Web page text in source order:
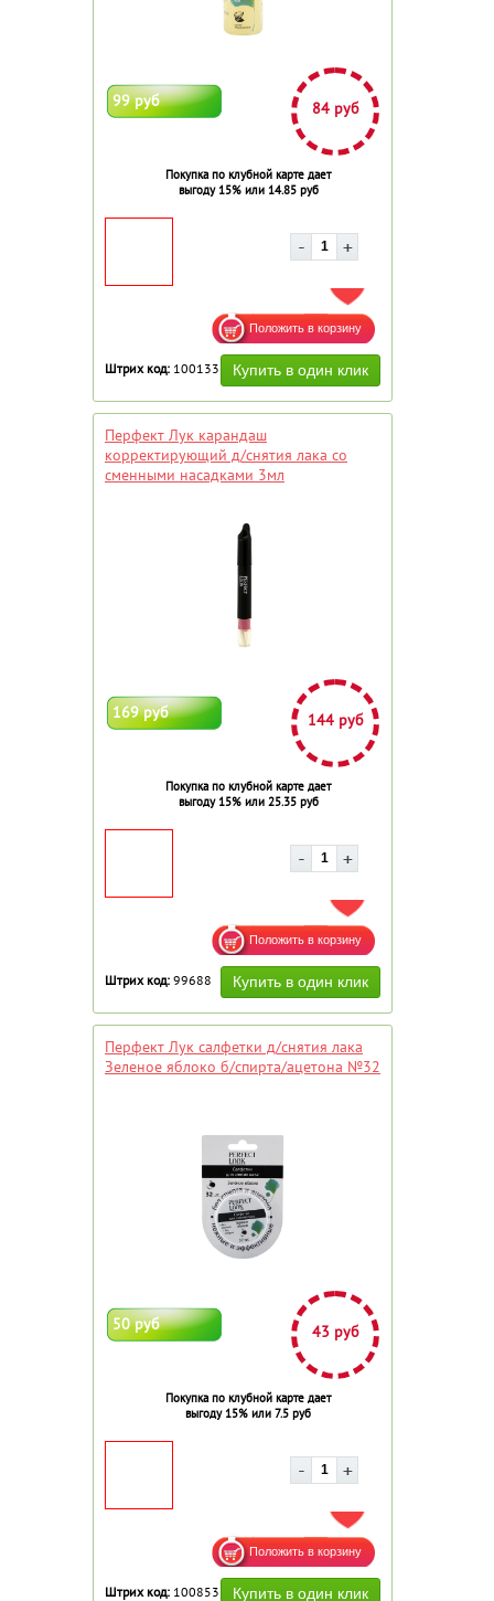
99 руб 84 руб
Покупка по клубной карте дает
выгоду 15% или 14.85 руб
ДОБАВИТЬ В ИЗБРАННОЕ
Штрих код: 100133
Перфект Лук карандаш
корректирующий д/снятия лака со
сменными насадками 3мл
169 руб 144 руб
Покупка по клубной карте дает
выгоду 15% или 25.35 руб
ДОБАВИТЬ В ИЗБРАННОЕ
Штрих код: 99688
Перфект Лук салфетки д/снятия лака
Зеленое яблоко б/спирта/ацетона №32
50 руб 43 руб
Покупка по клубной карте дает
выгоду 15% или 7.5 руб
ДОБАВИТЬ В ИЗБРАННОЕ
Штрих код: 100853